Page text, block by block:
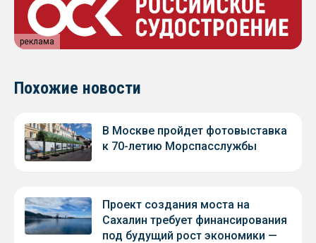
реклама
Похожие новости
В Москве пройдет фотовыставка
к 70-летию Морспасслужбы
Проект создания моста на
Сахалин требует финансирования
под будущий рост экономики —